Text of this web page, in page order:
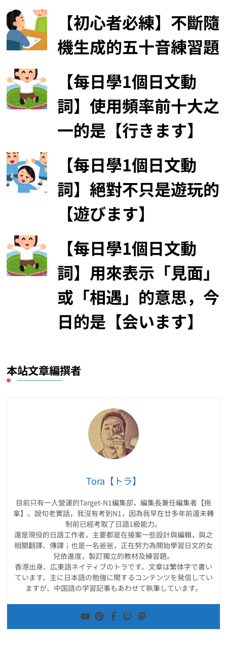
【初心者必練】不斷隨
機生成的五十音練習題
【每日學1個日文動
詞】使用頻率前十大之
一的是【行きます】
【每日學1個日文動
詞】絕對不只是遊玩的
【遊びます】
【每日學1個日文動
詞】用來表示「見面」
或「相遇」的意思，今
日的是【会います】
本站文章編撰者
Tora【トラ】
目前只有一人營運的Target-N1編集部，編集長兼任編集者【拖
拿】。說句老實話，我沒有考到N1，因為我早在廿多年前還未轉
制前已經考取了日語1級能力。
還是現役的日語工作者，主要都是在接案一些設計與編輯，與之
相關翻譯、傳譯；也是一名爸爸，正在努力為開始學習日文的女
兒依進度，製訂獨立的教材及練習題。
香港出身、広東語ネイティブのトラです。文章は繁体字で書い
ています。主に日本語の勉強に関するコンテンツを発信してい
ますが、中国語の学習記事もあわせて執筆しています。